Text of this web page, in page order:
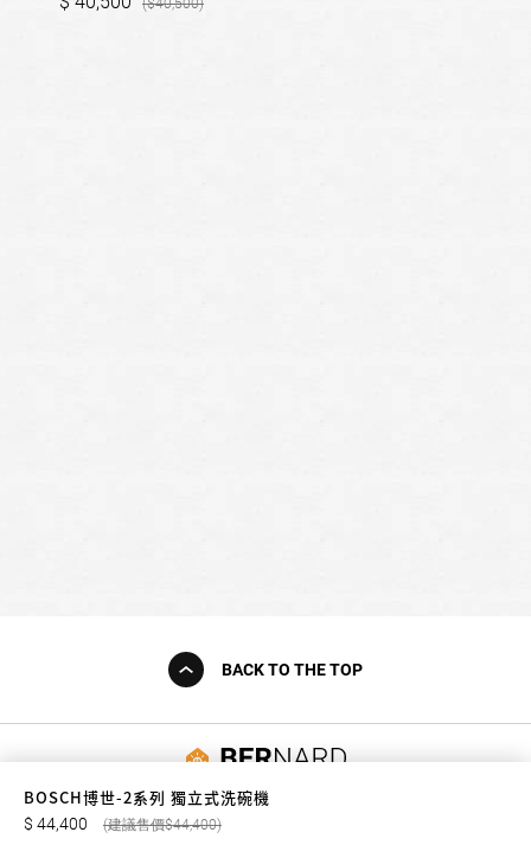
BOSCH博世-2系列 獨立式洗碗機
44,400 44,400
40,500
BACK TO THE TOP
友誠購物